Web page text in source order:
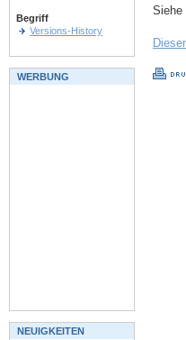
Siehe
Begriff
Versions-History
WERBUNG
NEUIGKEITEN